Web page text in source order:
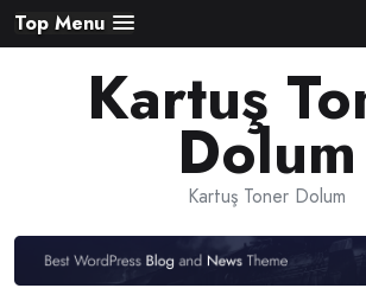
Skip
to
Top Menu
Kartuş
Dolum
Kartuş Toner Dolum